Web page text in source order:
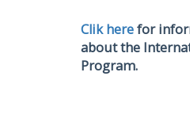
Clik herefor
about the
Program.